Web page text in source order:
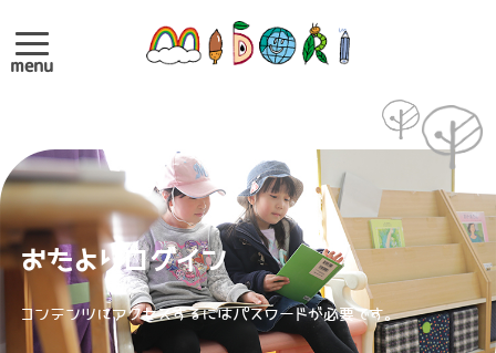
menu
おたよりログイン
コンテンツにアクセスするにはパスワードが必要です。